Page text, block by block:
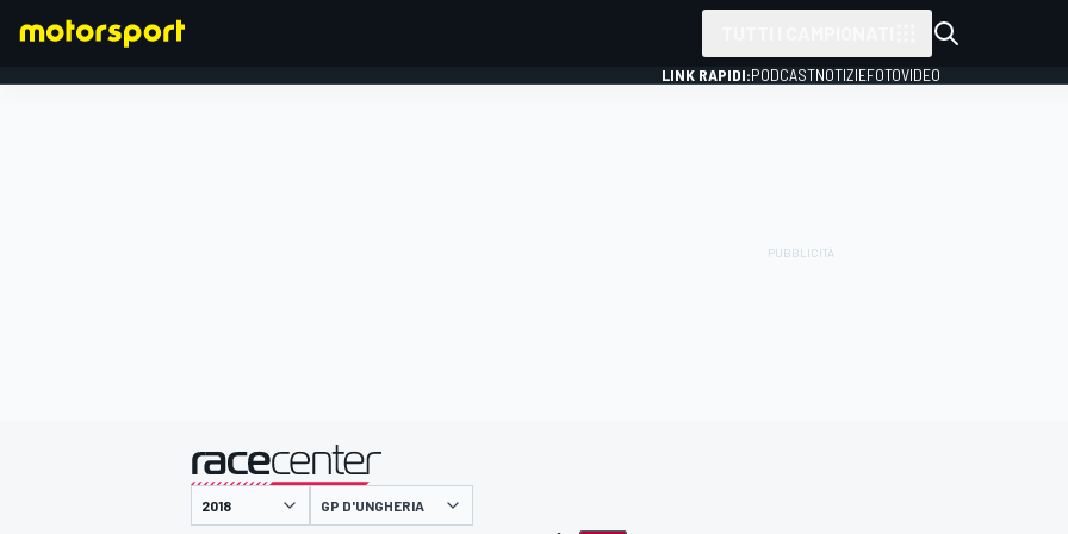
LINK RAPIDI:PODCASTNOTIZIEFOTOVIDEO
presentato da
GP D'UNGHERIA